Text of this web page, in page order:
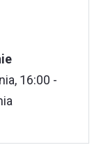
16:00 -